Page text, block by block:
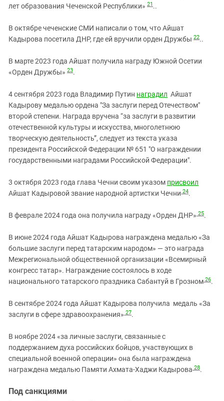
лет образования Чеченской Республики» 21 ..
В октябре чеченские СМИ написали о том, что Айшат
Кадырова посетила ДНР, где ей вручили орден Дружбы 22..
В марте 2023 года Айшат получила награду Южной Ocетии
«Орден Дружбы» 23.
4 сентября 2023 года Владимир Путин наградил Айшат
Кадырову медалью ордена "За заслуги перед Отечеством"
второй степени. Награда вручена “за заслуги в развитии
отечественной культуры и искусства, многолетнюю
творческую деятельность”, следует из текста указа
президента Российской Федерации № 651 "О награждении
государственными наградами Российской Федерации".
3 октября 2023 года глава Чечни своим указом присвоил
Айшат Кадыровой звание народной артистки Чечни 24.
В феврале 2024 года она получила награду «Орден ДНР» 25.
В июне 2024 года Айшат Кадырова награждена медалью «За
большие заслуги перед татарским народом» — это награда
Межрегиональной общественной организации «Всемирный
конгресс татар». Награждение состоялось в ходе
национального татарского праздника Сабантуй в Грозном 26.
В сентябре 2024 года Айшат Кадырова получила медаль «За
заслуги в сфере здравоохранения» 27.
В ноябре 2024 «за личные заслуги, связанные с
поддержанием духа российских бойцов, участвующих в
специальной военной операции» она была награждена
награждена медалью Памяти Ахмата-Хаджи Кадырова 28.
Под санкциями